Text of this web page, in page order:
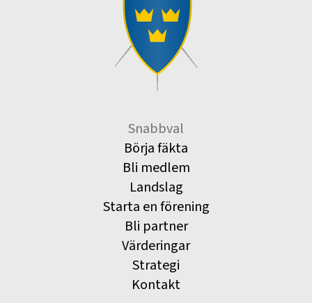
Snabbval
Börja fäkta
Bli medlem
Landslag
Starta en förening
Bli partner
Värderingar
Strategi
Kontakt